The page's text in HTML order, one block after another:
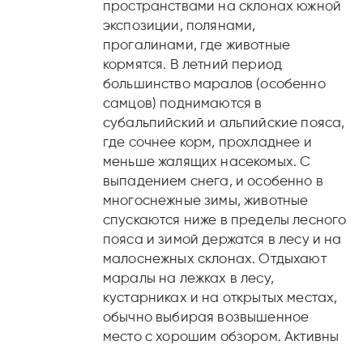
пространствами на склонах южной
экспозиции, полянами,
прогалинами, где животные
кормятся. В летний период
большинство маралов (особенно
самцов) поднимаются в
субальпийский и альпийские пояса,
где сочнее корм, прохладнее и
меньше жалящих насекомых. С
выпадением снега, и особенно в
многоснежные зимы, животные
спускаются ниже в пределы лесного
пояса и зимой держатся в лесу и на
малоснежных склонах. Отдыхают
маралы на лежках в лесу,
кустарниках и на открытых местах,
обычно выбирая возвышенное
место с хорошим обзором. Активны